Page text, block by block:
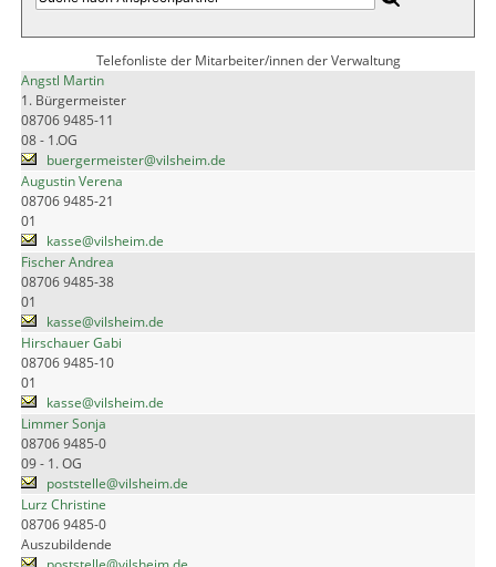
Telefonliste der Mitarbeiter/innen der Verwaltung
Angstl Martin
1. Bürgermeister
08706 9485-11
08 - 1.OG
buergermeister@vilsheim.de
Augustin Verena
08706 9485-21
01
kasse@vilsheim.de
Fischer Andrea
08706 9485-38
01
kasse@vilsheim.de
Hirschauer Gabi
08706 9485-10
01
kasse@vilsheim.de
Limmer Sonja
08706 9485-0
09 - 1. OG
poststelle@vilsheim.de
Lurz Christine
08706 9485-0
Auszubildende